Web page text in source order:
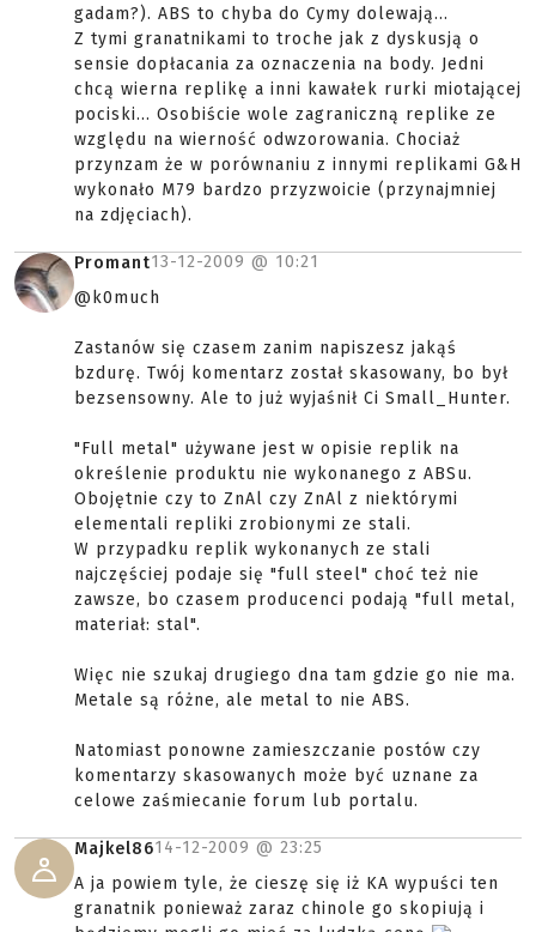
gadam?). ABS to chyba do Cymy dolewają...
Z tymi granatnikami to troche jak z dyskusją o
sensie dopłacania za oznaczenia na body. Jedni
chcą wierna replikę a inni kawałek rurki miotającej
pociski... Osobiście wole zagraniczną replike ze
względu na wierność odwzorowania. Chociaż
przynzam że w porównaniu z innymi replikami G&H
wykonało M79 bardzo przyzwoicie (przynajmniej
na zdjęciach).
Promant13-12-2009 @ 10:21
@k0much
Zastanów się czasem zanim napiszesz jakąś
bzdurę. Twój komentarz został skasowany, bo był
bezsensowny. Ale to już wyjaśnił Ci Small_Hunter.
"Full metal" używane jest w opisie replik na
określenie produktu nie wykonanego z ABSu.
Obojętnie czy to ZnAl czy ZnAl z niektórymi
elementali repliki zrobionymi ze stali.
W przypadku replik wykonanych ze stali
najczęściej podaje się "full steel" choć też nie
zawsze, bo czasem producenci podają "full metal,
materiał: stal".
Więc nie szukaj drugiego dna tam gdzie go nie ma.
Metale są różne, ale metal to nie ABS.
Natomiast ponowne zamieszczanie postów czy
komentarzy skasowanych może być uznane za
celowe zaśmiecanie forum lub portalu.
Majkel8614-12-2009 @ 23:25
A ja powiem tyle, że cieszę się iż KA wypuści ten
granatnik ponieważ zaraz chinole go skopiują i